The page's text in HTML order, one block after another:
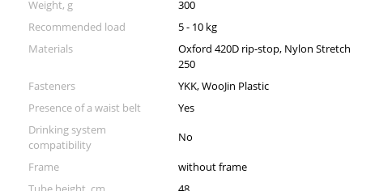
Weight, g
300
Recommended load
5 - 10 kg
Materials
Oxford 420D rip-stop, Nylon Stretch
250
Fasteners
YKK, WooJin Plastic
Presence of a waist belt
Yes
Drinking system
compatibility
No
Frame
without frame